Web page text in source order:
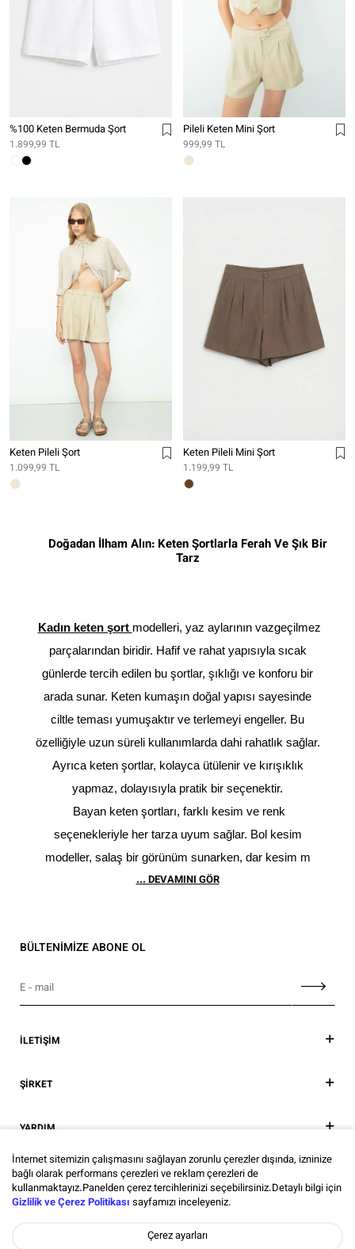
%100 Keten Bermuda Şort
1.899,99 TL
Pileli Keten Mini Şort
999,99 TL
Keten Pileli Şort
1.099,99 TL
Keten Pileli Mini Şort
1.199,99 TL
Doğadan İlham Alın: Keten Şortlarla Ferah Ve Şık Bir
Tarz
Kadın keten şort modelleri, yaz aylarının vazgeçilmez
parçalarından biridir. Hafif ve rahat yapısıyla sıcak
günlerde tercih edilen bu şortlar, şıklığı ve konforu bir
arada sunar. Keten kumaşın doğal yapısı sayesinde
ciltle teması yumuşaktır ve terlemeyi engeller. Bu
özelliğiyle uzun süreli kullanımlarda dahi rahatlık sağlar.
Ayrıca keten şortlar, kolayca ütülenir ve kırışıklık
yapmaz, dolayısıyla pratik bir seçenektir.
Bayan keten şortları, farklı kesim ve renk
seçenekleriyle her tarza uyum sağlar. Bol kesim
modeller, salaş bir görünüm sunarken, dar kesim m
... DEVAMINI GÖR
BÜLTENİMİZE ABONE OL
İLETİŞİM
ŞİRKET
YARDIM
SOSYAL MEDYA
İnternet sitemizin çalışmasını sağlayan zorunlu çerezler dışında, izninize
bağlı olarak performans çerezleri ve reklam çerezleri de
kullanmaktayız.Panelden çerez tercihlerinizi seçebilirsiniz.Detaylı bilgi için
Gizlilik ve Çerez Politikası sayfamızı inceleyeniz.
Çerez ayarları